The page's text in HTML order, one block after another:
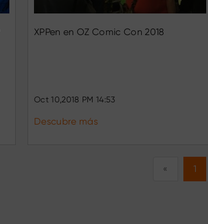
XPPen en OZ Comic Con 2018
Oct 10,2018 PM 14:53
Descubre más
« 1